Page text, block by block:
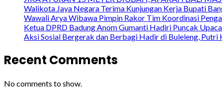
Walikota Jaya Negara Terima Kunjungan Kerja Bupati
Wawali Arya Wibawa Pimpin Rakor Tim Koordinasi
Ketua DPRD Badung Anom Gumanti Hadiri Puncak
Aksi Sosial Bergerak dan Berbagi Hadir di Buleleng, Putri
Recent Comments
No comments to show.